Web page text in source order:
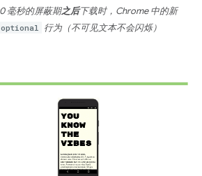
毫秒的屏蔽期之后下载时，Chrome 中的新
行为（不可见文本不会闪烁）